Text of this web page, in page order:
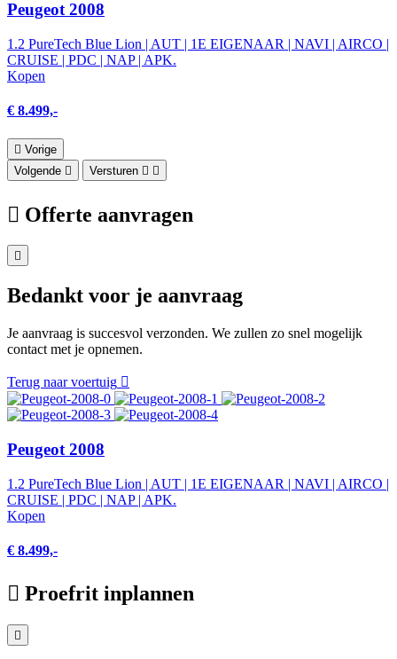
Peugeot 2008
1.2 PureTech Blue Lion | AUT | 1E EIGENAAR | NAVI | AIRCO |
CRUISE | PDC | NAP | APK.
Kopen
€ 8.499,-
Vorige
Volgende
Versturen
Offerte aanvragen
Bedankt voor je aanvraag
Je aanvraag is succesvol verzonden. We zullen zo snel mogelijk
contact met je opnemen.
Terug naar voertuig
Peugeot 2008
1.2 PureTech Blue Lion | AUT | 1E EIGENAAR | NAVI | AIRCO |
CRUISE | PDC | NAP | APK.
Kopen
€ 8.499,-
Proefrit inplannen